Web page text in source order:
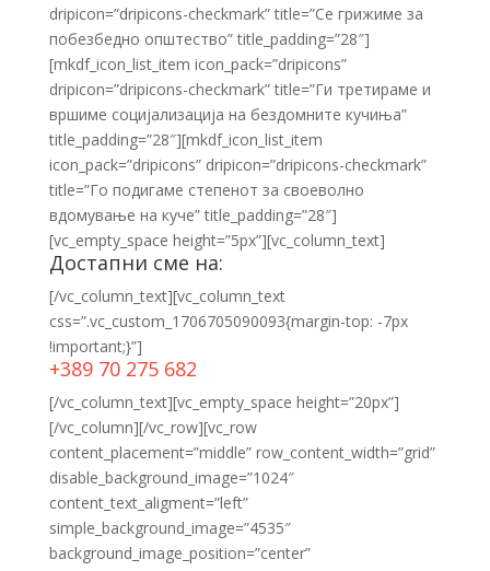
dripicon=”dripicons-checkmark” title=”Се грижиме за
побезбедно општество” title_padding=”28″]
[mkdf_icon_list_item icon_pack=”dripicons”
dripicon=”dripicons-checkmark” title=”Ги третираме и
вршиме социјализација на бездомните кучиња”
title_padding=”28″][mkdf_icon_list_item
icon_pack=”dripicons” dripicon=”dripicons-checkmark”
title=”Го подигаме степенот за своеволно
вдомување на куче” title_padding=”28″]
[vc_empty_space height=”5px”][vc_column_text]
Достапни сме на:
[/vc_column_text][vc_column_text
css=”.vc_custom_1706705090093{margin-top: -7px
!important;}”]
+389 70 275 682
[/vc_column_text][vc_empty_space height=”20px”]
[/vc_column][/vc_row][vc_row
content_placement=”middle” row_content_width=”grid”
disable_background_image=”1024″
content_text_aligment=”left”
simple_background_image=”4535″
background_image_position=”center”